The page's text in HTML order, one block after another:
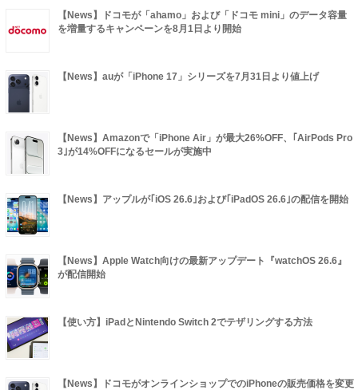
【News】ドコモが「ahamo」および「ドコモ mini」のデータ容量
を増量するキャンペーンを8月1日より開始
【News】auが「iPhone 17」シリーズを7月31日より値上げ
【News】Amazonで「iPhone Air」が最大26%OFF、｢AirPods Pro
3｣が14%OFFになるセールが実施中
【News】アップルが｢iOS 26.6｣および｢iPadOS 26.6｣の配信を開始
【News】Apple Watch向けの最新アップデート『watchOS 26.6』
が配信開始
【使い方】iPadとNintendo Switch 2でテザリングする方法
【News】ドコモがオンラインショップでのiPhoneの販売価格を変更